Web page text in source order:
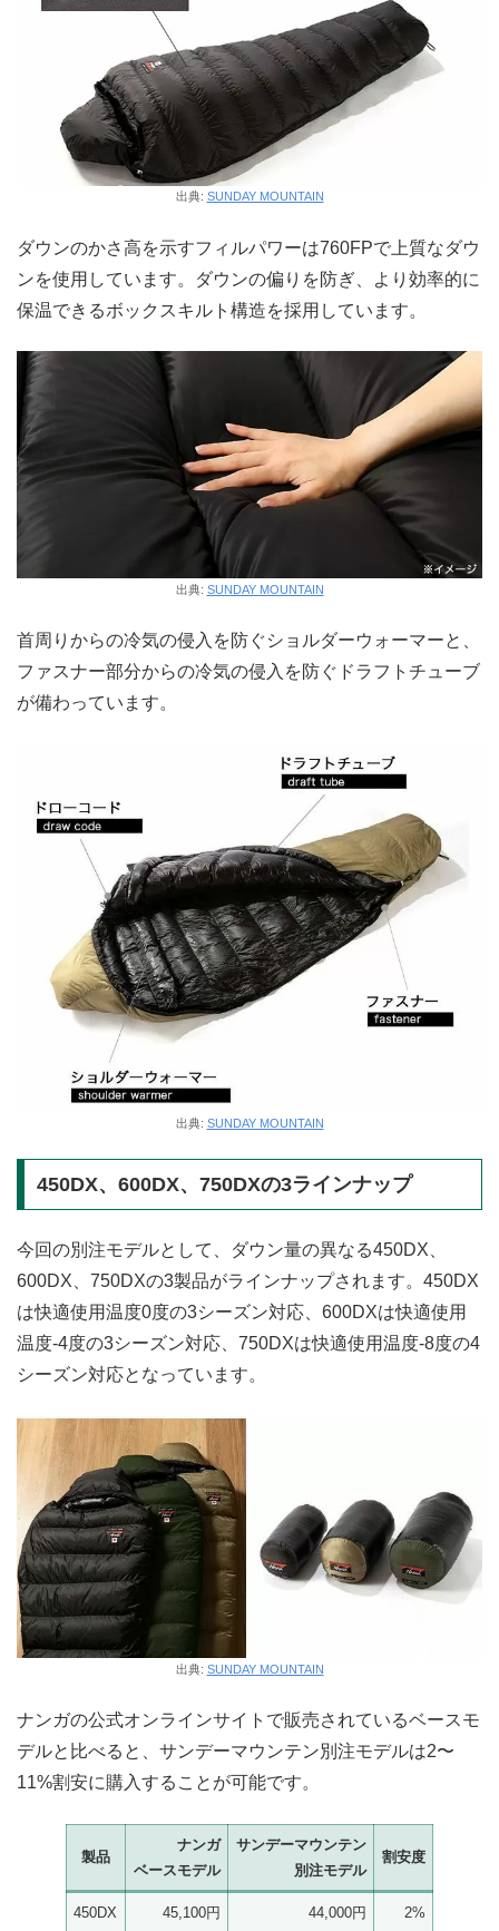
出典: SUNDAY MOUNTAIN
ダウンのかさ高を示すフィルパワーは760FPで上質なダウ
ンを使用しています。ダウンの偏りを防ぎ、より効率的に
保温できるボックスキルト構造を採用しています。
出典: SUNDAY MOUNTAIN
首周りからの冷気の侵入を防ぐショルダーウォーマーと、
ファスナー部分からの冷気の侵入を防ぐドラフトチューブ
が備わっています。
出典: SUNDAY MOUNTAIN
450DX、600DX、750DXの3ラインナップ
今回の別注モデルとして、ダウン量の異なる450DX、
600DX、750DXの3製品がラインナップされます。450DX
は快適使用温度0度の3シーズン対応、600DXは快適使用
温度-4度の3シーズン対応、750DXは快適使用温度-8度の4
シーズン対応となっています。
出典: SUNDAY MOUNTAIN
ナンガの公式オンラインサイトで販売されているベースモ
デルと比べると、サンデーマウンテン別注モデルは2〜
11%割安に購入することが可能です。
製品
ナンガ
ベースモデル
サンデーマウンテン
別注モデル
割安度
450DX 45,100円 44,000円 2%